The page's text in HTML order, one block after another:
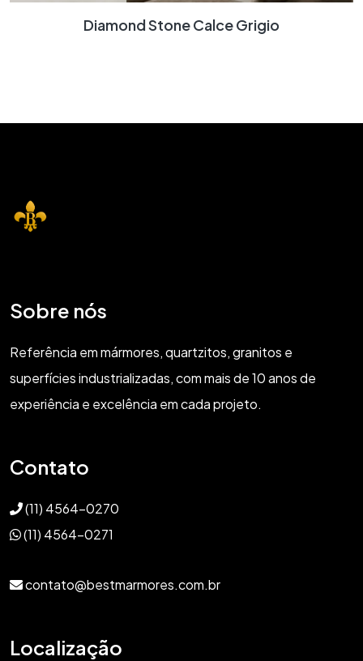
Diamond Stone Calce Grigio
Sobre nós
Referência em mármores, quartzitos, granitos e
superfícies industrializadas, com mais de 10 anos de
experiência e excelência em cada projeto.
Contato
(11) 4564-0270
(11) 4564-0271
contato@bestmarmores.com.br
Localização